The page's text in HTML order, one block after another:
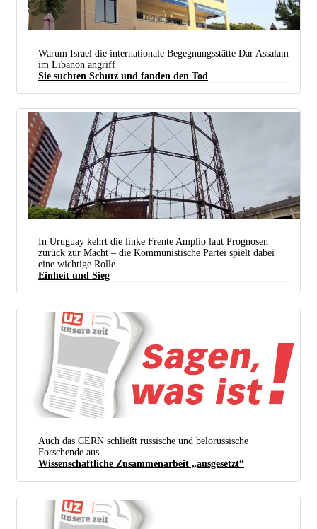
Das „Haus des Friedens“ vor seiner Zerstörung durch die israelische Armee. (Foto: Verein Dar
Assalam)
Warum Israel die internationale Begegnungsstätte Dar Assalam
im Libanon angriff
Sie suchten Schutz und fanden den Tod
Der Wahlkampf der Frente Amplio ist in Montevideo nicht zu übersehen (Foto: : Michael Wögerer)
In Uruguay kehrt die linke Frente Amplio laut Prognosen
zurück zur Macht – die Kommunistische Partei spielt dabei
eine wichtige Rolle
Einheit und Sieg
Auch das CERN schließt russische und belorussische
Forschende aus
Wissenschaftliche Zusammenarbeit „ausgesetzt“